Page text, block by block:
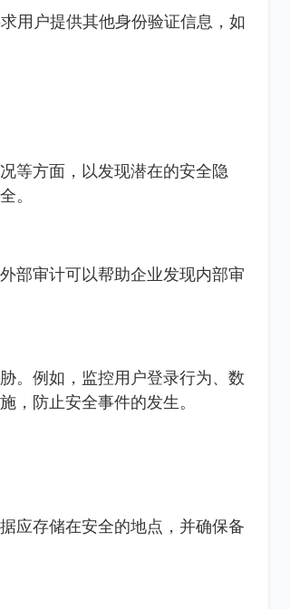
用户提供其他身份验证信息，如
等方面，以发现潜在的安全隐
。
部审计可以帮助企业发现内部审
。例如，监控用户登录行为、数
，防止安全事件的发生。
应存储在安全的地点，并确保备